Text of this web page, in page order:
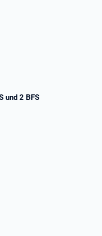
und 2 BFS